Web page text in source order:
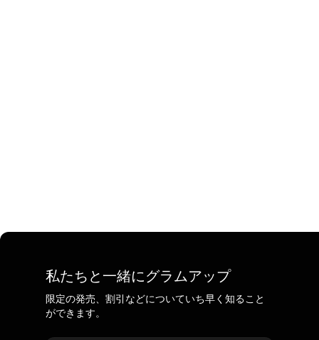
私たちと一緒にグラムアップ
限定の発売、割引などについていち早く知ること
ができます。